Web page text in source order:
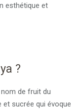
esthétique et
?
de fruit du
et sucrée qui évoque